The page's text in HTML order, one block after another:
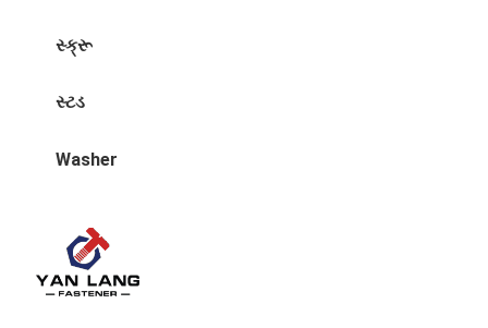
સ્ક્રૂ
સ્ટડ
Washer